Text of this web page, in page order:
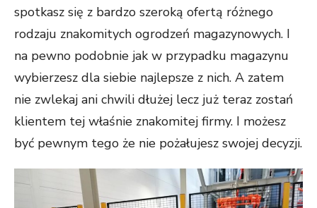
spotkasz się z bardzo szeroką ofertą różnego
rodzaju znakomitych ogrodzeń magazynowych. I
na pewno podobnie jak w przypadku magazynu
wybierzesz dla siebie najlepsze z nich. A zatem
nie zwlekaj ani chwili dłużej lecz już teraz zostań
klientem tej właśnie znakomitej firmy. I możesz
być pewnym tego że nie pożałujesz swojej decyzji.